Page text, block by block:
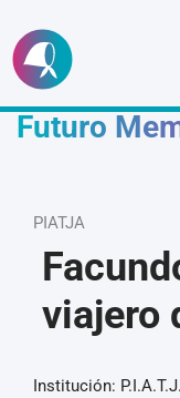
Ir
al
contenido
Futuro
PIATJA
viajero
Institución: